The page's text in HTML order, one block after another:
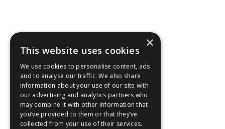
×
This website uses cookies
We use cookies to personalise content, ads
and to analyse our traffic. We also share
information about your use of our site with
our advertising and analytics partners who
may combine it with other information that
you’ve provided to them or that they’ve
collected from your use of their services.